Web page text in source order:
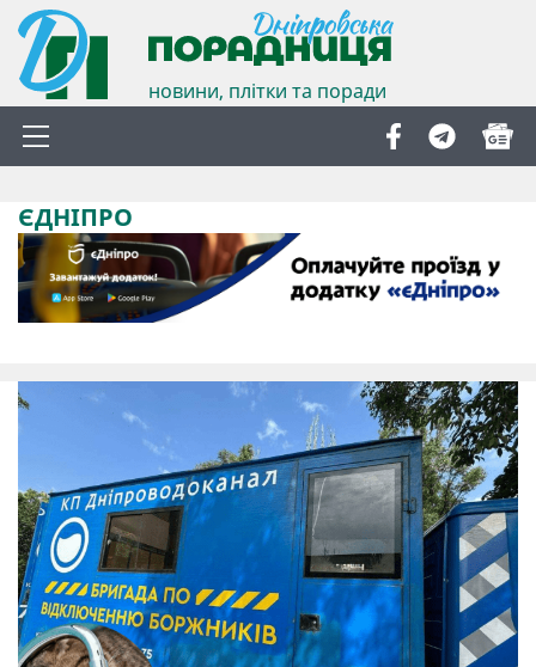
новини, плітки та поради
ЄДНІПРО